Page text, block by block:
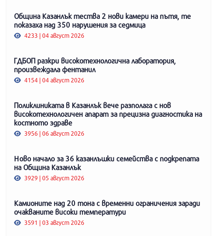
Община Казанлък тества 2 нови камери на пътя, те
показаха над 350 нарушения за седмица
4233 | 04 август 2026
ГДБОП разкри високотехнологична лаборатория,
произвеждала фентанил
4154 | 04 август 2026
Поликлиниката в Казанлък вече разполага с нов
високотехнологичен апарат за прецизна диагностика на
костното здраве
3956 | 06 август 2026
Ново начало за 36 казанлъшки семейства с подкрепата
на Община Казанлък
3929 | 05 август 2026
Камионите над 20 тона с временни ограничения заради
очакваните високи температури
3591 | 03 август 2026